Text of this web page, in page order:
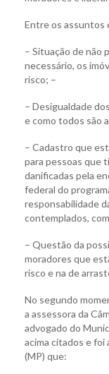
Entre os assuntos
– Situação de não
necessário, os
risco; –
– Desigualdade
e como todos são
– Cadastro que
para pessoas que
danificadas pela
federal do
responsabilidade
contemplados,
– Questão da
moradores que
risco e na de
No segundo
a assessora da
advogado do
acima citados e
(MP) que: